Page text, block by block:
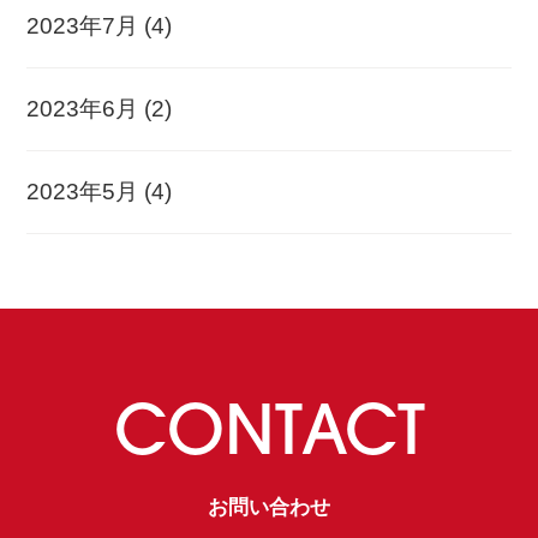
2023年7月 (4)
2023年6月 (2)
2023年5月 (4)
CONTACT
お問い合わせ